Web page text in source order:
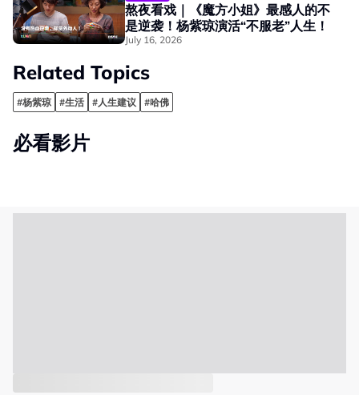
熬夜看戏｜《魔方小姐》最感人的不
是逆袭！杨紫琼演活“不服老”人生！
July 16, 2026
Related Topics
#杨紫琼 #生活 #人生建议 #哈佛
必看影片